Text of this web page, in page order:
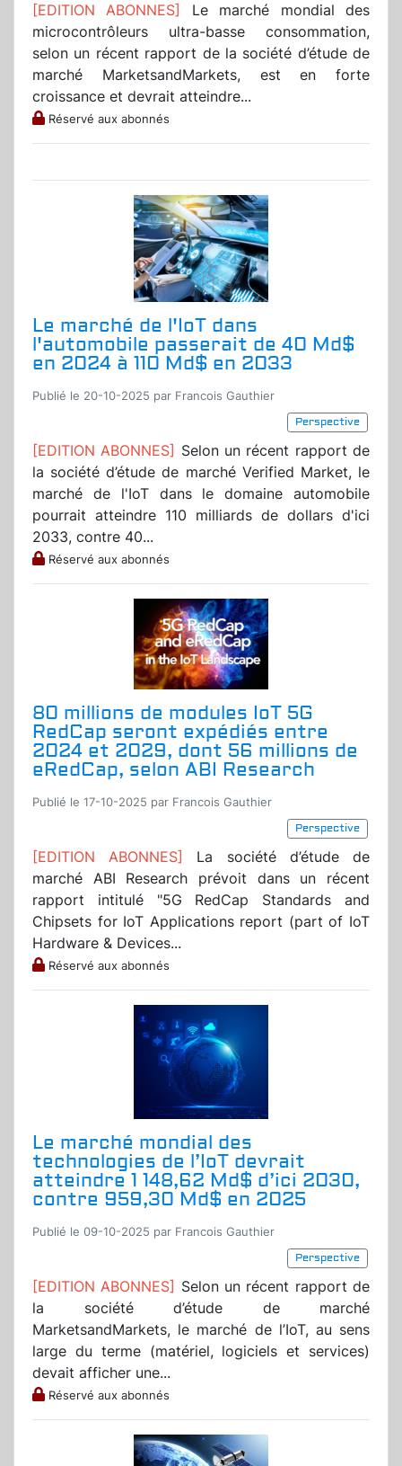
[EDITION ABONNES] Le marché mondial des
microcontrôleurs ultra-basse consommation,
selon un récent rapport de la société d’étude de
marché MarketsandMarkets, est en forte
croissance et devrait atteindre...
Réservé aux abonnés
Le marché de l'IoT dans
l'automobile passerait de 40 Md$
en 2024 à 110 Md$ en 2033
Publié le 20-10-2025 par Francois Gauthier
Perspective
[EDITION ABONNES] Selon un récent rapport de
la société d’étude de marché Verified Market, le
marché de l'IoT dans le domaine automobile
pourrait atteindre 110 milliards de dollars d'ici
2033, contre 40...
Réservé aux abonnés
80 millions de modules IoT 5G
RedCap seront expédiés entre
2024 et 2029, dont 56 millions de
eRedCap, selon ABI Research
Publié le 17-10-2025 par Francois Gauthier
Perspective
[EDITION ABONNES] La société d’étude de
marché ABI Research prévoit dans un récent
rapport intitulé "5G RedCap Standards and
Chipsets for IoT Applications report (part of IoT
Hardware & Devices...
Réservé aux abonnés
Le marché mondial des
technologies de l’IoT devrait
atteindre 1 148,62 Md$ d’ici 2030,
contre 959,30 Md$ en 2025
Publié le 09-10-2025 par Francois Gauthier
Perspective
[EDITION ABONNES] Selon un récent rapport de
la société d’étude de marché
MarketsandMarkets, le marché de l’IoT, au sens
large du terme (matériel, logiciels et services)
devait afficher une...
Réservé aux abonnés